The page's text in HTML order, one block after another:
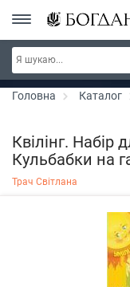
РОЗПРОДАЖ ~ 150 грн ~
300 грн ~
Головна Каталог
Квілінг. Набір
Кульбабки на
Трач Світлана